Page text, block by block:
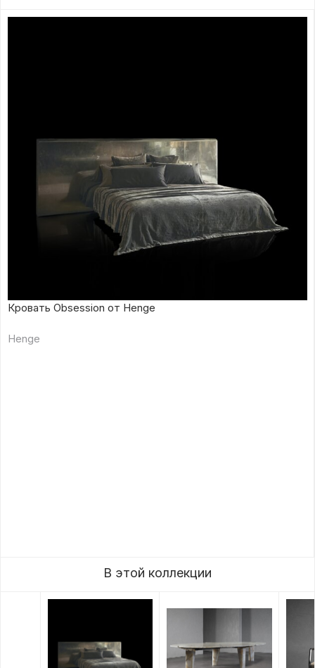
Кровать Obsession от Henge
Henge
В этой коллекции